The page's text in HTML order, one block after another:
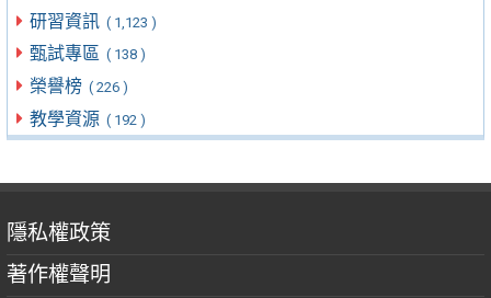
研習資訊 ( 1,123 )
甄試專區 ( 138 )
榮譽榜 ( 226 )
教學資源 ( 192 )
隱私權政策
著作權聲明